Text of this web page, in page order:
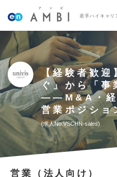
若手ハイキャリ
【経験者歓迎
ぐ」から「事
――M&A・経
営業ポジショ
求人No.VSCHN-sales
営業（法人向け）